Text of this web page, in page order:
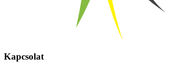
Kapcsolat